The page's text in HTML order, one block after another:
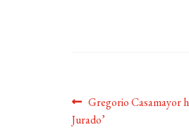
Navegación
Anterior:
Gregorio Casamayor
Jurado’